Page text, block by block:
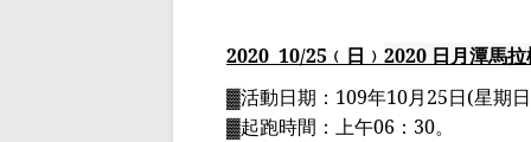
2020 10/25 ﹙日﹚ 2020 日月潭馬
▓活動日期： 109年10月25日(星期日
▓起跑時間： 上午06 ： 30。